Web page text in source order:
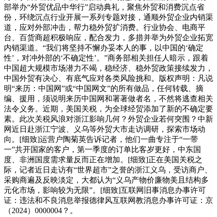
部举办“外贸优品中华行”启动典礼，聚焦外贸和消费沉点省
份，环绕沉点行业开展一系列专题对接，通顺外贸企业内销渠
道，应对外部冲击，帮力稳外贸扩消费。行业协会、电商平
台、百货商超积极响应，配合发力，多措并举为外贸企业拓宽
内销渠道。“我们将坚持不懈办妥本人的事，以中国的‘确定
性’，对冲外部的‘不确定性’。”商务部相关担任人暗示，跟着
中国超大规模市场潜力不竭，稳经济、稳外贸政策接续发力，
中国外贸有决心、有底气应对各类风险挑和。版权声明：凡说
明“来历：中国网”或“中国网文”的所有做品，任何转载、摘
编、援用，须说明来历中国网和署著做者名，不然将逃查相关
法令义务。近期，美国关税，为全球经贸添加了新的不确定要
素。此次关税风浪对浙江影响几何？外贸企业若何突围？中新
网近日赴浙江宁波、义乌等外贸大市走访调研，探索市场动
向。[细致]运营户陶菊英告诉记者，他们一曲专注于“一带
一”共开国家的客户，第一季度的订单比客岁更好，中东国
度、非洲国度需求量反而正在增加。[细致]正在美国关税之
际，记者近日走访有“世界超市”之誉的浙江义乌，受访商户、
采购商遍及反映淡定，大都认为“义乌产物价廉物美且结构多
元化市场，影响较为无限”。[细致]互联网旧事消息办事许可
证：违法和不良消息举报德律风互联网教消息办事许可证：京
（2024）0000004？。